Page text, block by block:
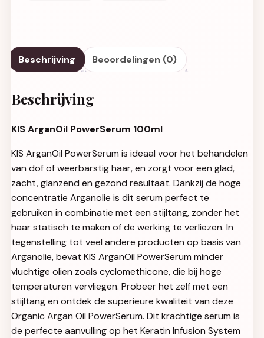
Beschrijving Beoordelingen (0)
Beschrijving
KIS ArganOil PowerSerum 100ml
KIS ArganOil PowerSerum is ideaal voor het behandelen
van dof of weerbarstig haar, en zorgt voor een glad,
zacht, glanzend en gezond resultaat. Dankzij de hoge
concentratie Arganolie is dit serum perfect te
gebruiken in combinatie met een stijltang, zonder het
haar statisch te maken of de werking te verliezen. In
tegenstelling tot veel andere producten op basis van
Arganolie, bevat KIS ArganOil PowerSerum minder
vluchtige oliën zoals cyclomethicone, die bij hoge
temperaturen vervliegen. Probeer het zelf met een
stijltang en ontdek de superieure kwaliteit van deze
Organic Argan Oil PowerSerum. Dit krachtige serum is
de perfecte aanvulling op het Keratin Infusion System